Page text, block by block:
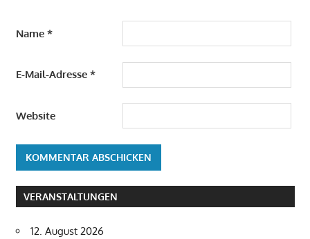
Name *
E-Mail-Adresse *
Website
VERANSTALTUNGEN
12. August 2026